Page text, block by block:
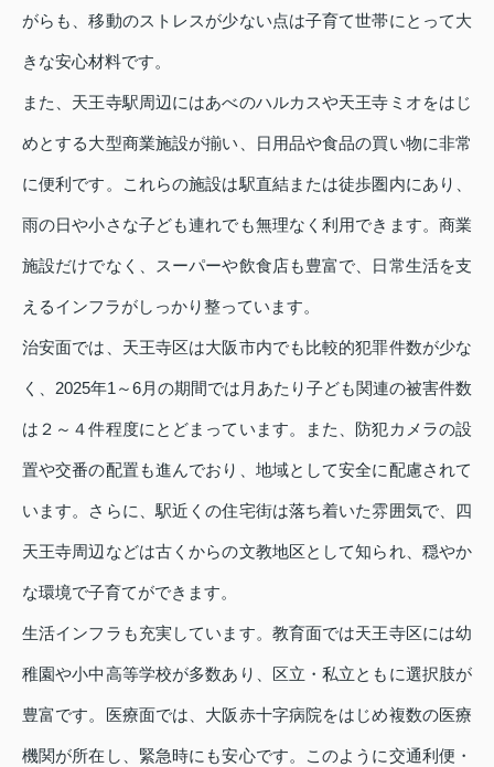
がらも、移動のストレスが少ない点は子育て世帯にとって大
きな安心材料です。
また、天王寺駅周辺にはあべのハルカスや天王寺ミオをはじ
めとする大型商業施設が揃い、日用品や食品の買い物に非常
に便利です。これらの施設は駅直結または徒歩圏内にあり、
雨の日や小さな子ども連れでも無理なく利用できます。商業
施設だけでなく、スーパーや飲食店も豊富で、日常生活を支
えるインフラがしっかり整っています。
治安面では、天王寺区は大阪市内でも比較的犯罪件数が少な
く、2025年1～6月の期間では月あたり子ども関連の被害件数
は２～４件程度にとどまっています。また、防犯カメラの設
置や交番の配置も進んでおり、地域として安全に配慮されて
います。さらに、駅近くの住宅街は落ち着いた雰囲気で、四
天王寺周辺などは古くからの文教地区として知られ、穏やか
な環境で子育てができます。
生活インフラも充実しています。教育面では天王寺区には幼
稚園や小中高等学校が多数あり、区立・私立ともに選択肢が
豊富です。医療面では、大阪赤十字病院をはじめ複数の医療
機関が所在し、緊急時にも安心です。このように交通利便・